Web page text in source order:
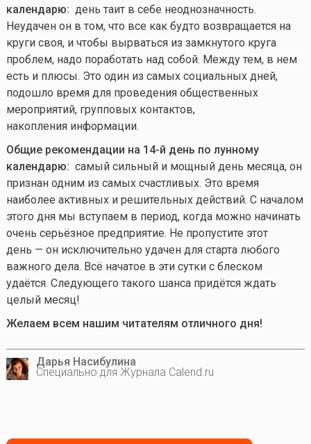
календарю: день таит в себе неоднозначность.
Неудачен он в том, что все как будто возвращается на
круги своя, и чтобы вырваться из замкнутого круга
проблем, надо поработать над собой. Между тем, в нем
есть и плюсы. Это один из самых социальных дней,
подошло время для проведения общественных
мероприятий, групповых контактов,
накопления информации.
Общие рекомендации на 14-й день по лунному
календарю: самый сильный и мощный день месяца, он
признан одним из самых счастливых. Это время
наиболее активных и решительных действий. С началом
этого дня мы вступаем в период, когда можно начинать
очень серьёзное предприятие. Не пропустите этот
день — он исключительно удачен для старта любого
важного дела. Всё начатое в эти сутки с блеском
удаётся. Следующего такого шанса придётся ждать
целый месяц!
Желаем всем нашим читателям отличного дня!
Дарья Насибулина
Специально для Журнала Calend.ru